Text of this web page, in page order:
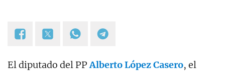
El diputado del PPAlberto López Casero, el